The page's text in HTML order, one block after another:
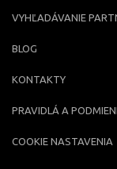
VYHĽADÁVANIE
BLOG
KONTAKTY
PRAVIDLÁ A
COOKIE NASTAVENIA